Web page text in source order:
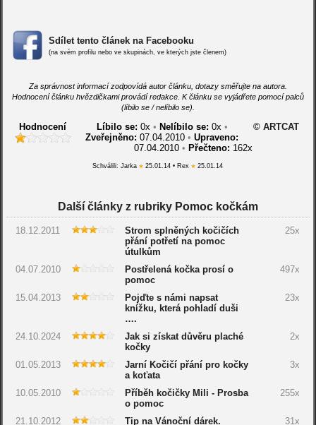
Sdílet tento článek na Facebooku
(na svém profilu nebo ve skupinách, ve kterých jste členem)
Za správnost informací zodpovídá autor článku, dotazy směřujte na autora.
Hodnocení článku hvězdičkami provádí redakce. K článku se vyjádřete pomocí palců
(líbilo se / nelíbilo se).
© ARTCAT
Hodnocení Líbilo se: 0x • Nelíbilo se: 0x •
Zveřejněno: 07.04.2010• Upraveno:
07.04.2010• Přečteno: 162x
Schválili: Jarka 25.01.14 • Rex 25.01.14
Další články z rubriky Pomoc kočkám
18.12.2011
Strom splněných kočičích
přání potřetí na pomoc
útulkům
25x
04.07.2010
Postřelená kočka prosí o
pomoc
497x
15.04.2013
Pojďte s námi napsat
knížku, která pohladí duši
….
23x
24.10.2024
Jak si získat důvěru plaché
kočky
2x
01.05.2013
Jarní Kočičí přání pro kočky
a koťata
3x
10.05.2010
Příběh kočičky Mili - Prosba
o pomoc
255x
21.10.2012 Tip na Vánoční dárek. 31x